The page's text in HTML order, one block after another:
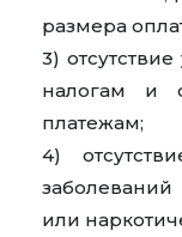
размера
3)
налогам и
платежам;
4)
заболеваний
или